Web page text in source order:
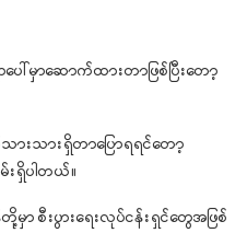
ါ်မှာဆောက်ထားတာဖြစ်ပြီးတော့
းသားရှိတာပြောရရင်တော့
းရှိပါတယ်။
မှာ စီးပွားရေးလုပ်ငန်းရှင်တွေအဖြစ်